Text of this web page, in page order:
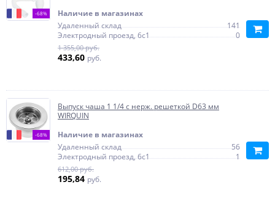
-68%
Наличие в магазинах
Удаленный склад
141
Электродный проезд, 6с1
0
1 355,00 руб.
433,60 руб.
-68%
Выпуск чаша 1 1/4 с нерж. решеткой D63 мм
WIRQUIN
Наличие в магазинах
Удаленный склад
56
Электродный проезд, 6с1
1
612,00 руб.
195,84 руб.